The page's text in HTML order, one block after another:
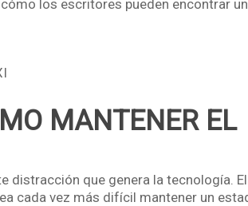
los escritores pueden encontrar
MANTENER EL
distracción que genera la tecnología.
cada vez más difícil mantener un